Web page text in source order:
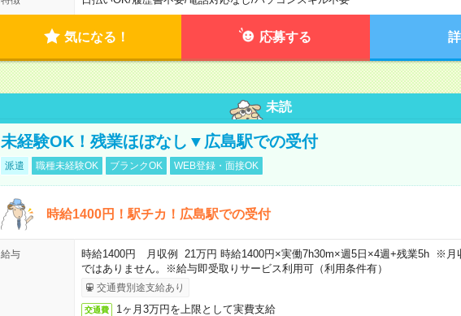
気になる！ 応募する
未読
未経験OK！残業ほぼなし▼広島駅での受付
派遣 職種未経験OK ブランクOK WEB登録・面接OK
時給1400円！駅チカ！広島駅での受付
給与
時給1400円 月収例 21万円 時給1400円×実働7h30m×週5日×4週+残業5h ※月
ではありません。※給与即受取りサービス利用可（利用条件有）
交通費別途支給あり
交通費 1ヶ月3万円を上限として実費支給